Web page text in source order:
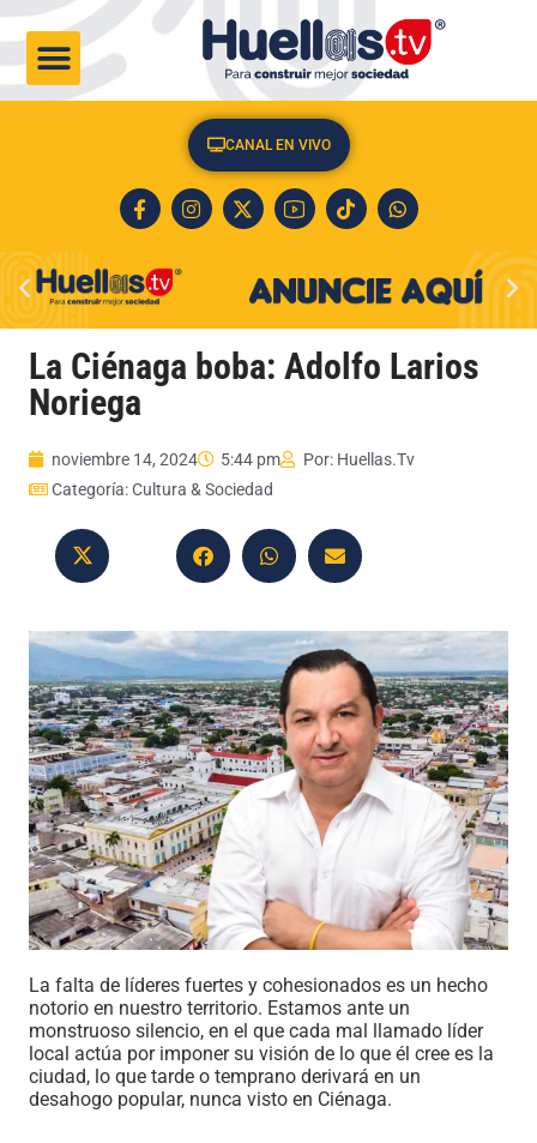
CANAL EN VIVO
La Ciénaga boba: Adolfo Larios
Noriega
noviembre 14, 2024 5:44 pm Por: Huellas.Tv
Categoría:Cultura & Sociedad
La falta de líderes fuertes y cohesionados es un hecho
notorio en nuestro territorio. Estamos ante un
monstruoso silencio, en el que cada mal llamado líder
local actúa por imponer su visión de lo que él cree es la
ciudad, lo que tarde o temprano derivará en un
desahogo popular, nunca visto en Ciénaga.